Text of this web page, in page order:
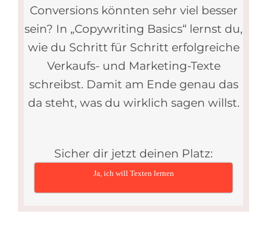
Conversions könnten sehr viel besser
sein? In „Copywriting Basics“ lernst du,
wie du Schritt für Schritt erfolgreiche
Verkaufs- und Marketing-Texte
schreibst. Damit am Ende genau das
da steht, was du wirklich sagen willst.
Sicher dir jetzt deinen Platz:
Ja, ich will Texten lernen